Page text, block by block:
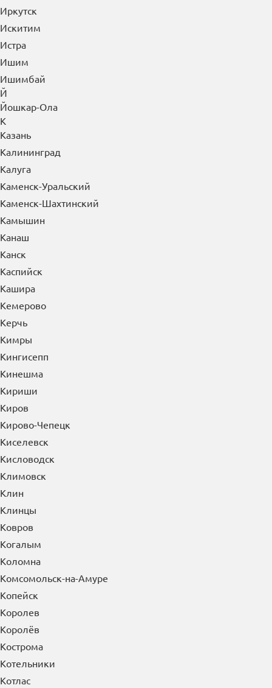
Иркутск
Искитим
Истра
Ишим
Ишимбай
Й
Йошкар-Ола
К
Казань
Калининград
Калуга
Каменск-Уральский
Каменск-Шахтинский
Камышин
Канаш
Канск
Каспийск
Кашира
Кемерово
Керчь
Кимры
Кингисепп
Кинешма
Кириши
Киров
Кирово-Чепецк
Киселевск
Кисловодск
Климовск
Клин
Клинцы
Ковров
Когалым
Коломна
Комсомольск-на-Амуре
Копейск
Королев
Королёв
Кострома
Котельники
Котлас